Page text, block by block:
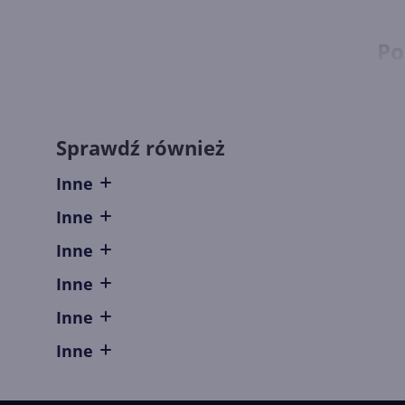
Sprawdź również
Inne
Inne
Inne
Inne
Inne
Inne